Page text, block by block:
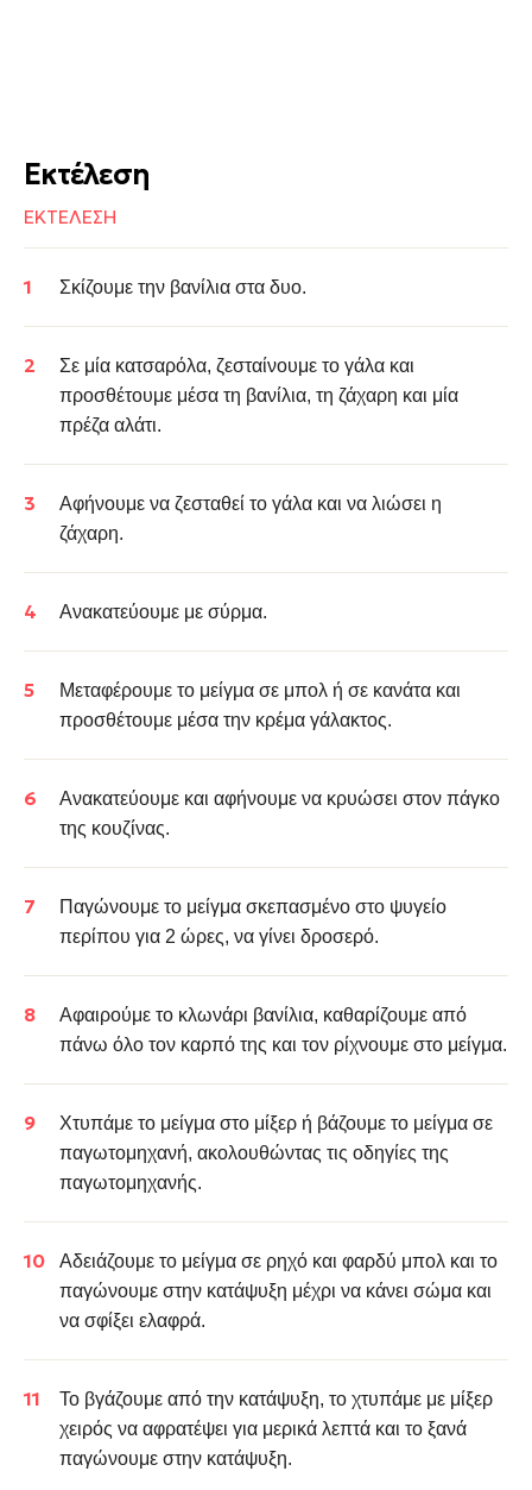
Εκτέλεση
ΕΚΤΕΛΕΣΗ
Σκίζουμε την βανίλια στα δυο.
Σε μία κατσαρόλα, ζεσταίνουμε το γάλα και
προσθέτουμε μέσα τη βανίλια, τη ζάχαρη και μία
πρέζα αλάτι.
Αφήνουμε να ζεσταθεί το γάλα και να λιώσει η
ζάχαρη.
Ανακατεύουμε με σύρμα.
Μεταφέρουμε το μείγμα σε μπολ ή σε κανάτα και
προσθέτουμε μέσα την κρέμα γάλακτος.
Ανακατεύουμε και αφήνουμε να κρυώσει στον πάγκο
της κουζίνας.
Παγώνουμε το μείγμα σκεπασμένο στο ψυγείο
περίπου για 2 ώρες, να γίνει δροσερό.
Αφαιρούμε το κλωνάρι βανίλια, καθαρίζουμε από
πάνω όλο τον καρπό της και τον ρίχνουμε στο μείγμα.
Χτυπάμε το μείγμα στο μίξερ ή βάζουμε το μείγμα σε
παγωτομηχανή, ακολουθώντας τις οδηγίες της
παγωτομηχανής.
Αδειάζουμε το μείγμα σε ρηχό και φαρδύ μπολ και το
παγώνουμε στην κατάψυξη μέχρι να κάνει σώμα και
να σφίξει ελαφρά.
Το βγάζουμε από την κατάψυξη, το χτυπάμε με μίξερ
χειρός να αφρατέψει για μερικά λεπτά και το ξανά
παγώνουμε στην κατάψυξη.